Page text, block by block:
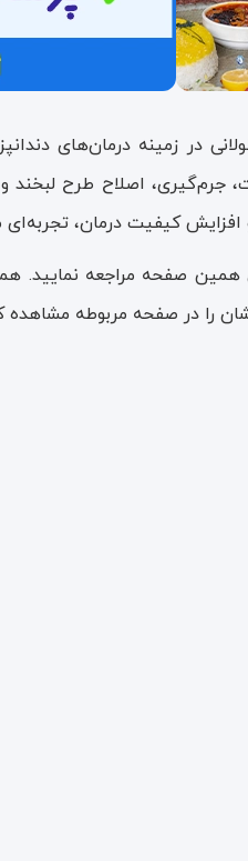
در زمینه درمان‌های
اصلاح طرح لبخند
کیفیت درمان، تجربه‌ای
همین صفحه مراجعه نمایید.
را در صفحه مربوطه مشاهده